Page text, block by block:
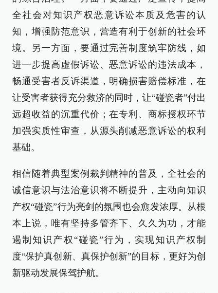
全社会对知识产权恶意诉讼本质及危害的认
知，增强防范意识，营造有利于创新的社会环
境。另一方面，要通过完善制度筑牢防线，如
进一步提高虚假诉讼、恶意诉讼的违法成本，
畅通受害者反诉渠道，明确损害赔偿标准，在
让受害者获得充分救济的同时，让“碰瓷者”付出
远超收益的沉重代价；在专利、商标授权环节
加强实质性审查，从源头削减恶意诉讼的权利
基础。
相信随着典型案例裁判精神的普及，全社会的
诚信意识与法治意识将不断提升，主动向知识
产权“碰瓷”行为亮剑的氛围也会愈发浓厚。从根
本上说，唯有坚持多管齐下、久久为功，才能
遏制知识产权“碰瓷”行为，实现知识产权制
度“保护真创新、真保护创新”的目标，更好为创
新驱动发展保驾护航。